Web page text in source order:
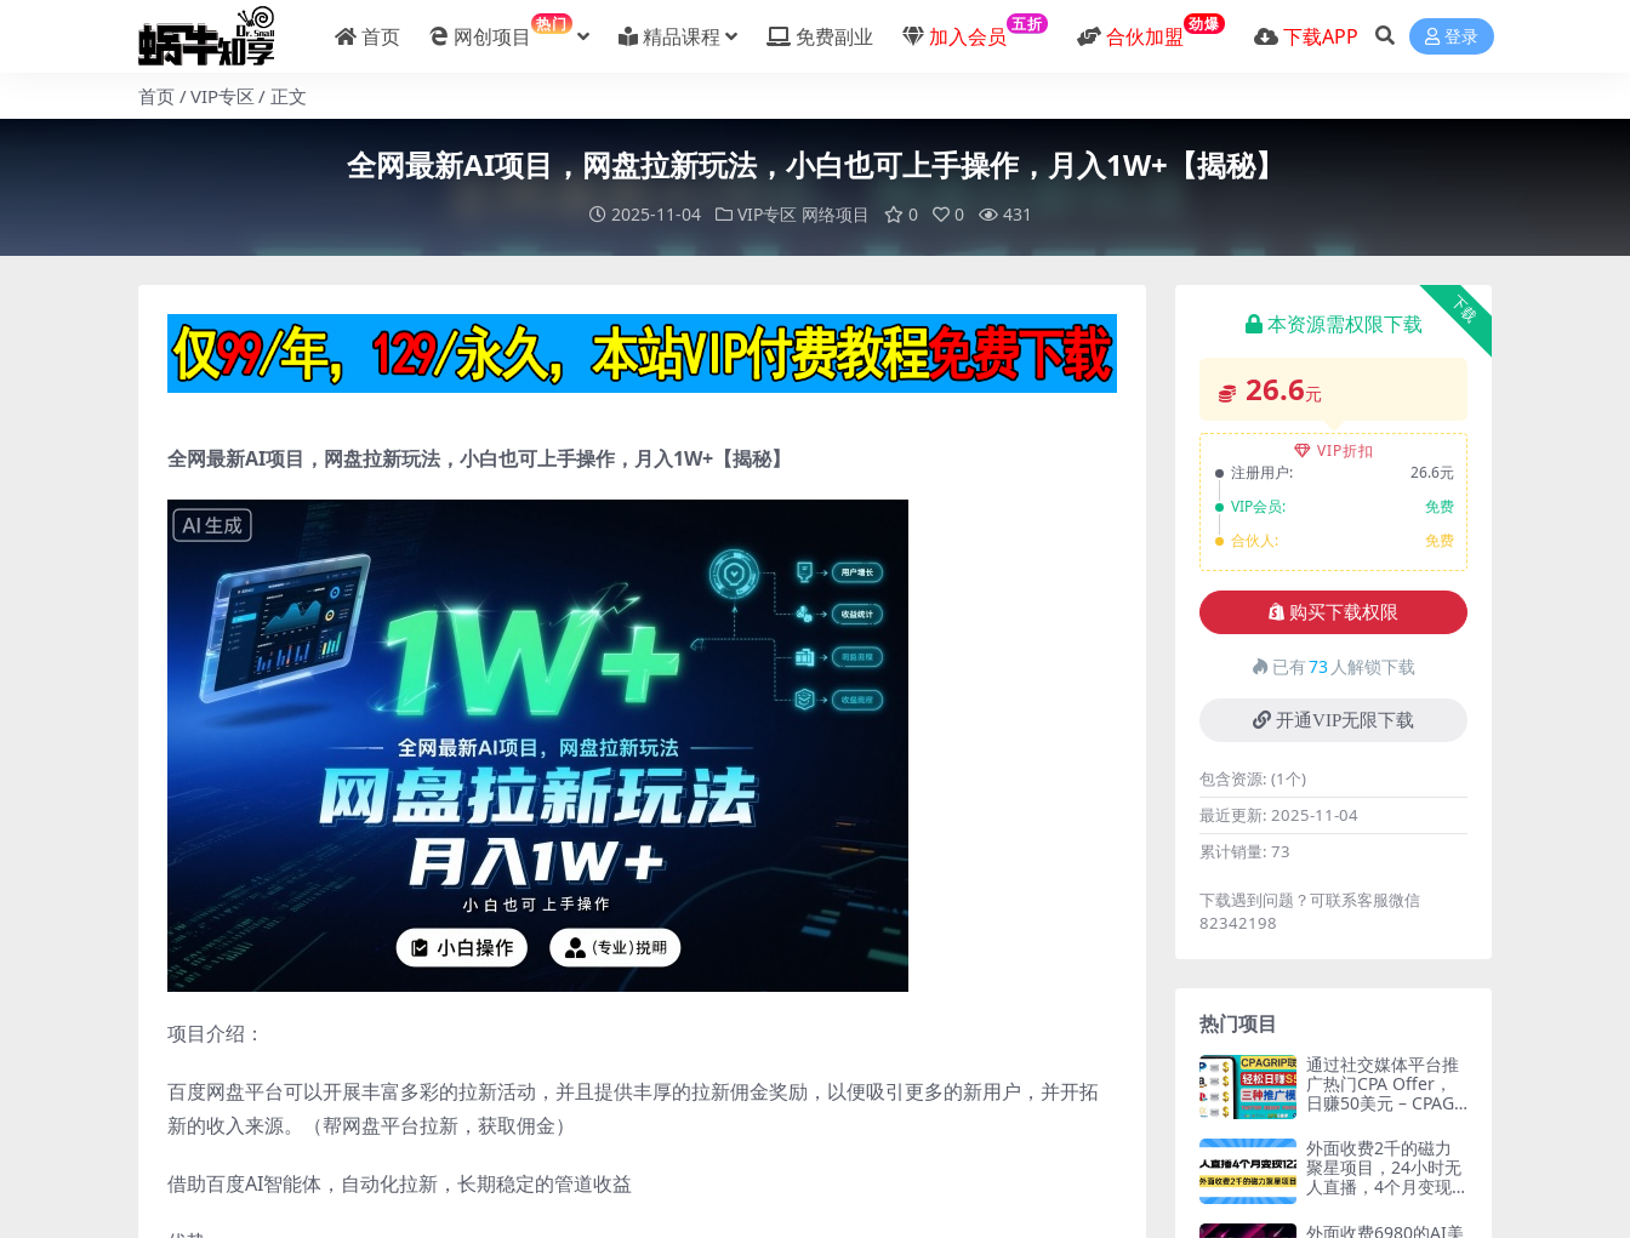
首页 网创项目 热门 精品课程 免费副业 加入会员 五折 合伙加盟 劲爆 下载APP 登录
首页 VIP专区 正文
全网最新AI项目，网盘拉新玩法，小白也可上手操作，月入1W+【揭秘】
2025-11-04 VIP专区 网络项目 0 0 431
全网最新AI项目，网盘拉新玩法，小白也可上手操作，月入1W+【揭秘】
项目介绍：
百度网盘平台可以开展丰富多彩的拉新活动，并且提供丰厚的拉新佣金奖励，以便吸引更多的新用户，并开拓
新的收入来源。（帮网盘平台拉新，获取佣金）
借助百度AI智能体，自动化拉新，长期稳定的管道收益
下载
本资源需权限下载
26.6元
VIP折扣
注册用户:
26.6元
VIP会员:
免费
合伙人:
免费
购买下载权限
已有73 人解锁下载
开通VIP无限下载
包含资源: (1个)
最近更新: 2025-11-04
累计销量: 73
下载遇到问题？可联系客服微信
82342198
热门项目
通过社交媒体平台推
广热门CPA Offer，
日赚50美元 – CPAGR
外面收费2千的磁力
聚星项目，24小时无
人直播，4个月变现1
外面收费6980的AI美